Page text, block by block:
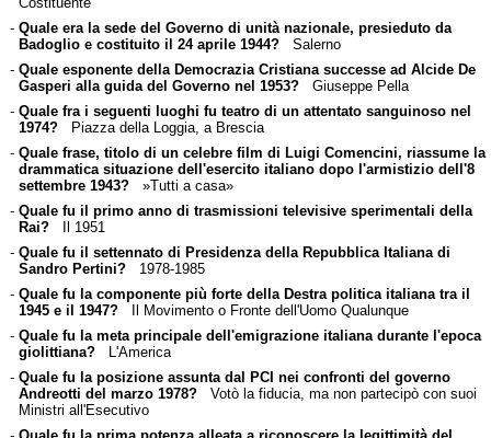
- Quale era la sede del Governo di unità nazionale, presieduto da
Badoglio e costituito il 24 aprile 1944?Salerno
- Quale esponente della Democrazia Cristiana successe ad Alcide De
Gasperi alla guida del Governo nel 1953?Giuseppe Pella
- Quale fra i seguenti luoghi fu teatro di un attentato sanguinoso nel
1974?Piazza della Loggia, a Brescia
- Quale frase, titolo di un celebre film di Luigi Comencini, riassume la
drammatica situazione dell'esercito italiano dopo l'armistizio dell'8
settembre 1943?»Tutti a casa»
- Quale fu il primo anno di trasmissioni televisive sperimentali della
Rai?Il 1951
- Quale fu il settennato di Presidenza della Repubblica Italiana di
Sandro Pertini?1978-1985
- Quale fu la componente più forte della Destra politica italiana tra il
1945 e il 1947?Il Movimento o Fronte dell'Uomo Qualunque
- Quale fu la meta principale dell'emigrazione italiana durante l'epoca
giolittiana?L'America
- Quale fu la posizione assunta dal PCI nei confronti del governo
Andreotti del marzo 1978?Votò la fiducia, ma non partecipò con suoi
Ministri all'Esecutivo